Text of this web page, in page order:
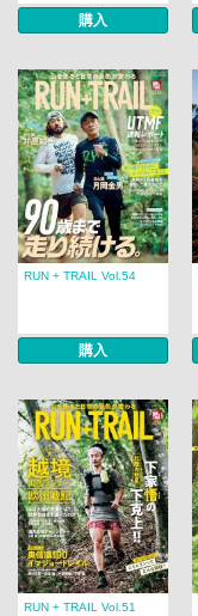
購入
RUN + TRAIL Vol.54
購入
RUN + TRAIL Vol.51